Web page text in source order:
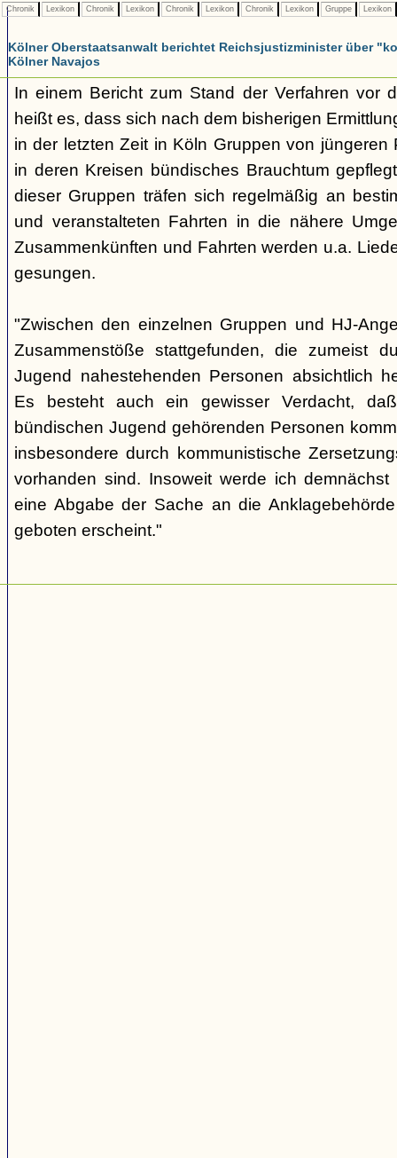
Chronik Lexikon Chronik Lexikon Chronik Lexikon Chronik Lexikon Gruppe Lexikon
Kölner Oberstaatsanwalt berichtet Reichsjustizminister über
Kölner Navajos
In einem Bericht zum Stand der Verfahren vor
heißt es, dass sich nach dem bisherigen
in der letzten Zeit in Köln Gruppen von jüngeren
in deren Kreisen bündisches Brauchtum
dieser Gruppen träfen sich regelmäßig an
und veranstalteten Fahrten in die nähere
Zusammenkünften und Fahrten werden u.a.
gesungen.
"Zwischen den einzelnen Gruppen und HJ-
Zusammenstöße stattgefunden, die zumeist
Jugend nahestehenden Personen absichtlich
Es besteht auch ein gewisser Verdacht,
bündischen Jugend gehörenden Personen
insbesondere durch kommunistische
vorhanden sind. Insoweit werde ich
eine Abgabe der Sache an die
geboten erscheint."